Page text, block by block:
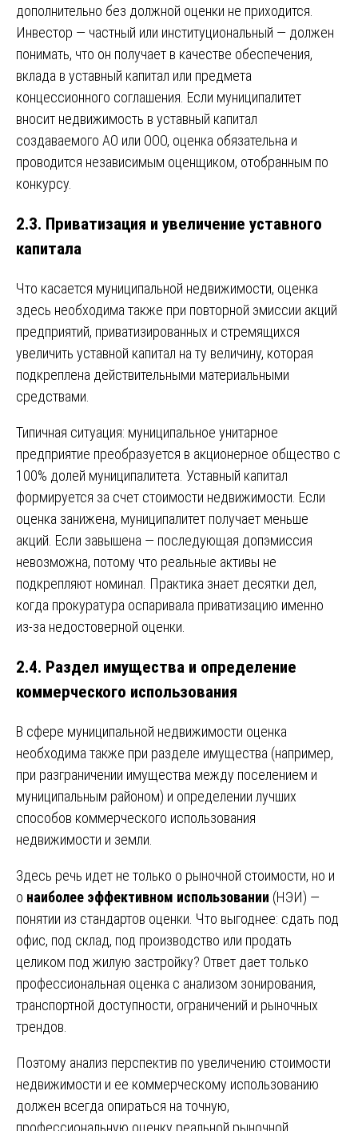
дополнительно без должной оценки не приходится.
Инвестор — частный или институциональный — должен
понимать, что он получает в качестве обеспечения,
вклада в уставный капитал или предмета
концессионного соглашения. Если муниципалитет
вносит недвижимость в уставный капитал
создаваемого АО или ООО, оценка обязательна и
проводится независимым оценщиком, отобранным по
конкурсу.
2.3. Приватизация и увеличение уставного
капитала
Что касается муниципальной недвижимости, оценка
здесь необходима также при повторной эмиссии акций
предприятий, приватизированных и стремящихся
увеличить уставной капитал на ту величину, которая
подкреплена действительными материальными
средствами.
Типичная ситуация: муниципальное унитарное
предприятие преобразуется в акционерное общество с
100% долей муниципалитета. Уставный капитал
формируется за счет стоимости недвижимости. Если
оценка занижена, муниципалитет получает меньше
акций. Если завышена — последующая допэмиссия
невозможна, потому что реальные активы не
подкрепляют номинал. Практика знает десятки дел,
когда прокуратура оспаривала приватизацию именно
из-за недостоверной оценки.
2.4. Раздел имущества и определение
коммерческого использования
В сфере муниципальной недвижимости оценка
необходима также при разделе имущества (например,
при разграничении имущества между поселением и
муниципальным районом) и определении лучших
способов коммерческого использования
недвижимости и земли.
Здесь речь идет не только о рыночной стоимости, но и
о наиболее эффективном использовании (НЭИ) —
понятии из стандартов оценки. Что выгоднее: сдать под
офис, под склад, под производство или продать
целиком под жилую застройку? Ответ дает только
профессиональная оценка с анализом зонирования,
транспортной доступности, ограничений и рыночных
трендов.
Поэтому анализ перспектив по увеличению стоимости
недвижимости и ее коммерческому использованию
должен всегда опираться на точную,
профессиональную оценку реальной рыночной